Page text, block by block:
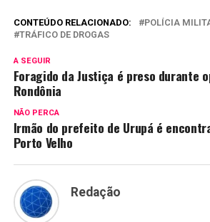
CONTEÚDO RELACIONADO: POLÍCIA
TRÁFICO DE DROGAS
A SEGUIR
Foragido da Justiça é preso durante
Rondônia
NÃO PERCA
Irmão do prefeito de Urupá é
Porto Velho
Redação